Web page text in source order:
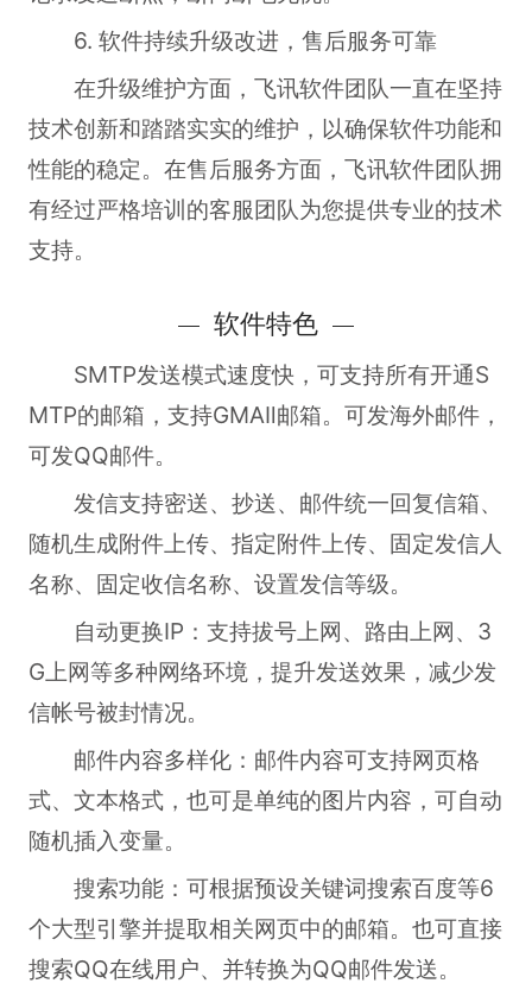
6. 软件持续升级改进，售后服务可靠
在升级维护方面，飞讯软件团队一直在坚持
技术创新和踏踏实实的维护，以确保软件功能和
性能的稳定。在售后服务方面，飞讯软件团队拥
有经过严格培训的客服团队为您提供专业的技术
支持。
软件特色
SMTP发送模式速度快，可支持所有开通S
MTP的邮箱，支持GMAIl邮箱。可发海外邮件，
可发QQ邮件。
发信支持密送、抄送、邮件统一回复信箱、
随机生成附件上传、指定附件上传、固定发信人
名称、固定收信名称、设置发信等级。
自动更换IP：支持拔号上网、路由上网、3
G上网等多种网络环境，提升发送效果，减少发
信帐号被封情况。
邮件内容多样化：邮件内容可支持网页格
式、文本格式，也可是单纯的图片内容，可自动
随机插入变量。
搜索功能：可根据预设关键词搜索百度等6
个大型引擎并提取相关网页中的邮箱。也可直接
搜索QQ在线用户、并转换为QQ邮件发送。